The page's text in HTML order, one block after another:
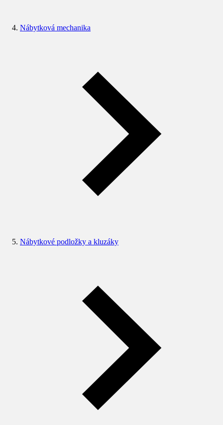
Nábytková mechanika
Nábytkové podložky a kluzáky